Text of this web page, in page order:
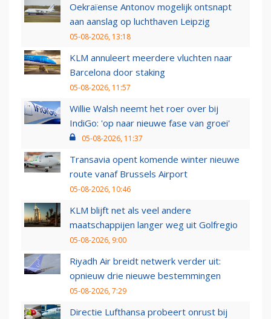
Oekraïense Antonov mogelijk ontsnapt
aan aanslag op luchthaven Leipzig
05-08-2026, 13:18
KLM annuleert meerdere vluchten naar
Barcelona door staking
05-08-2026, 11:57
Willie Walsh neemt het roer over bij
IndiGo: 'op naar nieuwe fase van groei'
05-08-2026, 11:37
Transavia opent komende winter nieuwe
route vanaf Brussels Airport
05-08-2026, 10:46
KLM blijft net als veel andere
maatschappijen langer weg uit Golfregio
05-08-2026, 9:00
Riyadh Air breidt netwerk verder uit:
opnieuw drie nieuwe bestemmingen
05-08-2026, 7:29
Directie Lufthansa probeert onrust bij